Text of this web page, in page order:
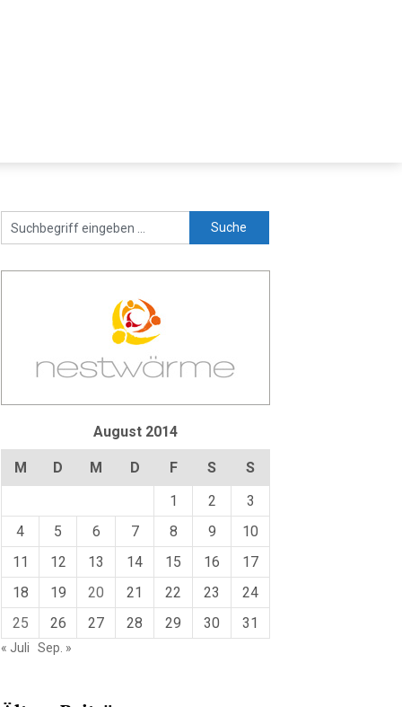
August 2014
M D M D F S
S
1
2
3
4
5 6 7 8 9
10
11
12 13 14 15 16
17
18
19 20 21 22 23
24
25
26 27 28 29 30 31
« Juli Sep. »